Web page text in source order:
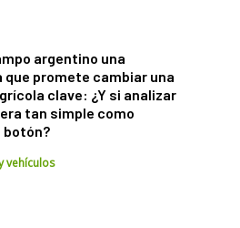
argentino una
que promete cambiar una
clave: ¿Y si analizar
tan simple como
botón?
vehículos